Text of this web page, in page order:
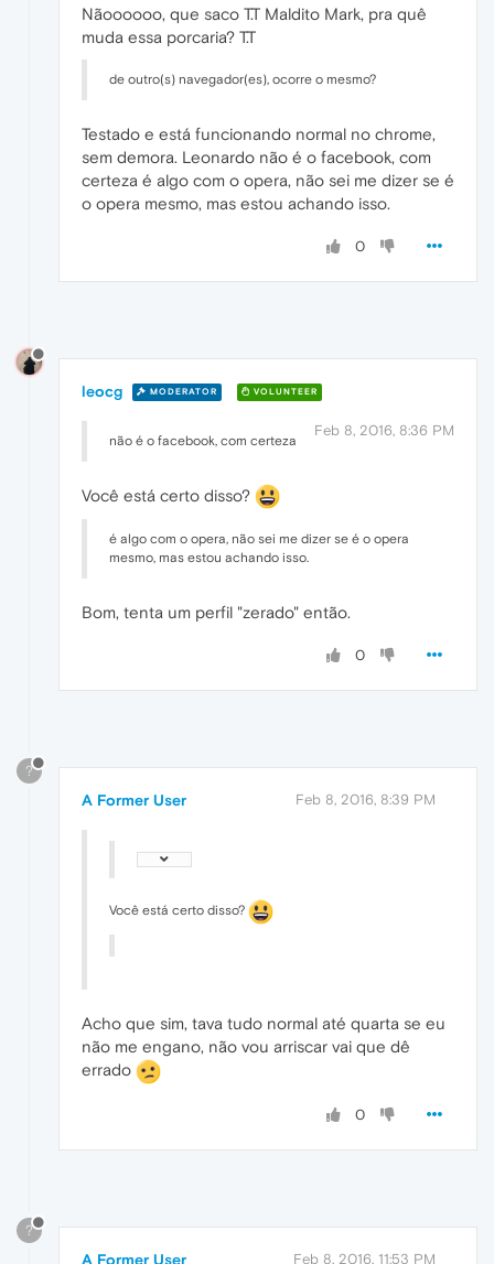
Nãoooooo, que saco T.T Maldito Mark, pra quê
muda essa porcaria? T.T
de outro(s) navegador(es), ocorre o mesmo?
Testado e está funcionando normal no chrome,
sem demora. Leonardo não é o facebook, com
certeza é algo com o opera, não sei me dizer se é
o opera mesmo, mas estou achando isso.
0
leocg MODERATOR VOLUNTEER
Feb 8, 2016, 8:36 PM
não é o facebook, com certeza
Você está certo disso?
é algo com o opera, não sei me dizer se é o opera
mesmo, mas estou achando isso.
Bom, tenta um perfil "zerado" então.
0
?
A Former User Feb 8, 2016, 8:39 PM
Você está certo disso?
Acho que sim, tava tudo normal até quarta se eu
não me engano, não vou arriscar vai que dê
errado
0
?
A Former User Feb 8, 2016, 11:53 PM